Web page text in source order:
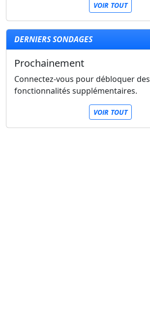
VOIR TOUT
DERNIERS SONDAGES
Prochainement
Connectez-vous pour débloquer des
fonctionnalités supplémentaires.
VOIR TOUT